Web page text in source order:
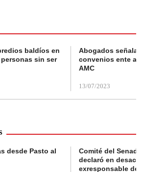
baldíos en
personas sin ser
Abogados
convenios ente
AMC
13/07/2023
desde Pasto al
Comité del Senado
declaró en
exresponsable de